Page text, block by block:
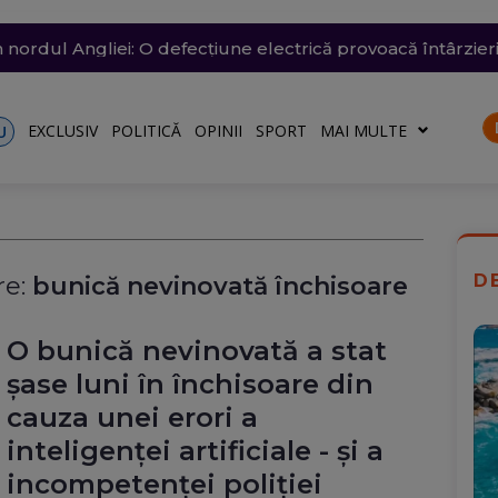
arestată în Germania, pentru că a spionat pentru
azi un nou record absolut de temperatură
nordul Angliei: O defecțiune electrică provoacă
O groapă de 3 metri adâncime a apărut în carosabil,
Dunăre a fost amânată din nou. Crește riscul pentru
EXCLUSIV POLITICĂ OPINII SPORT MAI MULTE
bunică nevinovată închisoare
O bunică nevinovată a stat
șase luni în închisoare din
cauza unei erori a
inteligenței artificiale - și a
incompetenței poliției